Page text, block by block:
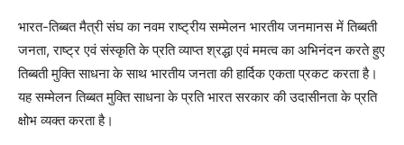
भारत-तिब्बत मैत्री संघ का नवम राष्ट्रीय सम्मेलन भारतीय जनमानस में तिब्बती
जनता, राष्ट्र एवं संस्कृति के प्रति व्याप्त श्रद्धा एवं ममत्व का अभिनंदन करते हुए
तिब्बती मुक्ति साधना के साथ भारतीय जनता की हार्दिक एकता प्रकट करता है।
यह सम्मेलन तिब्बत मुक्ति साधना के प्रति भारत सरकार की उदासीनता के प्रति
क्षोभ व्यक्त करता है।